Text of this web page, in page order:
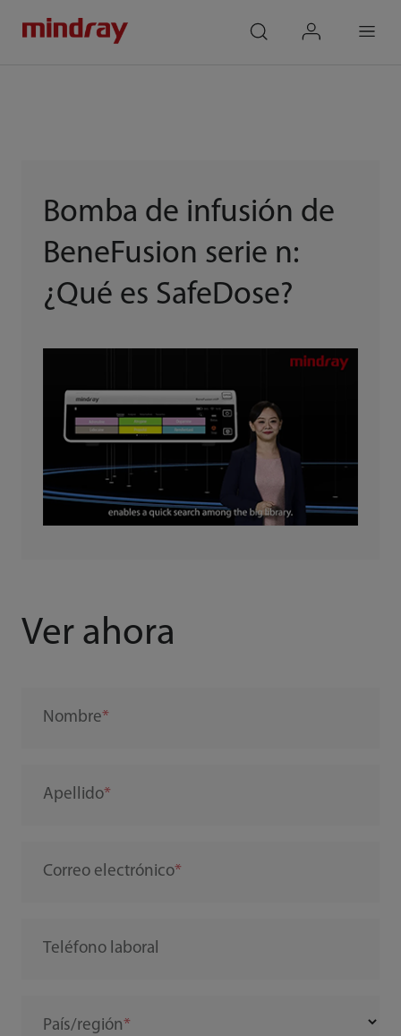
Bomba de infusión de
BeneFusion serie n:
¿Qué es SafeDose?
Ver ahora
Nombre
Apellido
Correo electrónico
Teléfono laboral
País/región